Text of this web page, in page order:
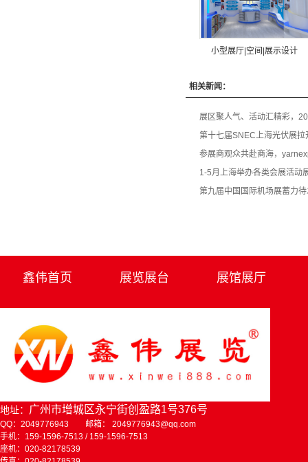
小型展厅|空间|展示设计
相关新闻：
展区聚人气、活动汇精彩，
第十七届SNEC上海光伏展
参展商观众共赴商海，
1-5月上海举办各类会展活动
第九届中国国际机场展蓄力
鑫伟首页 展览展台 展馆展厅
地址： 广州市增城区永宁街创盈路1号376号
QQ：2049776943 邮箱： 2049776943@qq.com
手机：159-1596-7513 / 159-1596-7513
座机：020-82178539